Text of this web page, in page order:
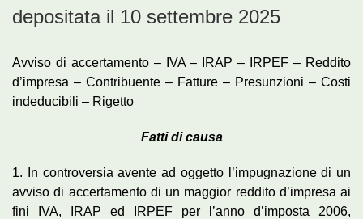
depositata il 10 settembre 2025
Avviso di accertamento – IVA – IRAP – IRPEF – Reddito
d’impresa – Contribuente – Fatture – Presunzioni – Costi
indeducibili – Rigetto
Fatti di causa
1. In controversia avente ad oggetto l’impugnazione di un
avviso di accertamento di un maggior reddito d’impresa ai
fini IVA, IRAP ed IRPEF per l’anno d’imposta 2006,